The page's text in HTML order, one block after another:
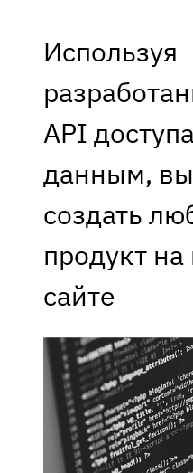
Используя
API
данным,
создать
продукт
сайте